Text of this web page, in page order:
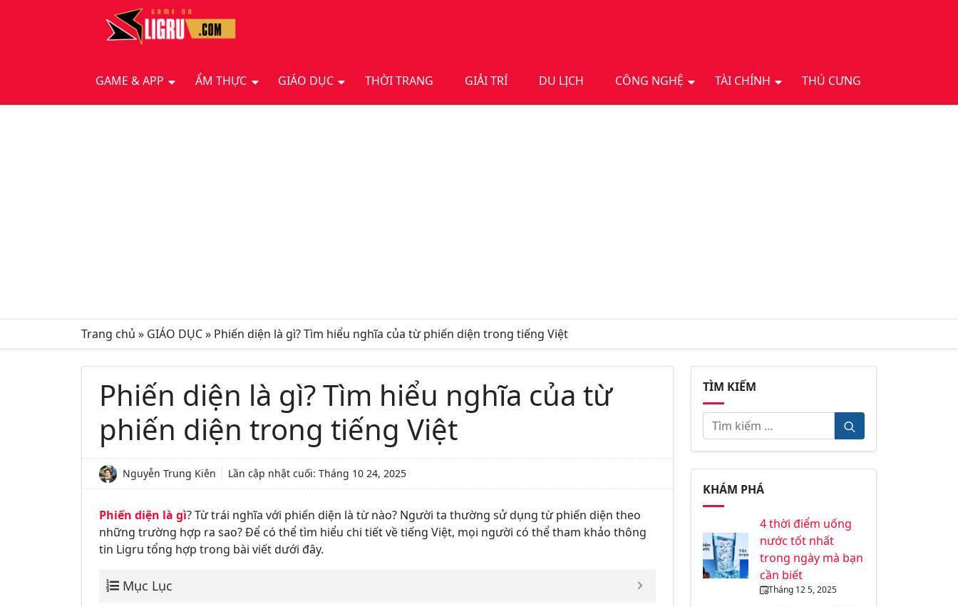
GAME & APP ẨM THỰC GIÁO DỤC THỜI TRANG GIẢI TRÍ DU LỊCH CÔNG NGHỆ TÀI CHÍNH THÚ CƯNG
Trang chủ » GIÁO DỤC» Phiến diện là gì? Tìm hiểu nghĩa của từ phiến diện trong tiếng Việt
Phiến diện là gì? Tìm hiểu nghĩa của từ
phiến diện trong tiếng Việt
Nguyễn Trung Kiên Lần cập nhật cuối: Tháng 10 24, 2025
Phiến diện là gì? Từ trái nghĩa với phiến diện là từ nào? Người ta thường sử dụng từ phiến diện theo
những trường hợp ra sao? Để có thể tìm hiểu chi tiết về tiếng Việt, mọi người có thể tham khảo thông
tin Ligru tổng hợp trong bài viết dưới đây.
Mục Lục
TÌM KIẾM
KHÁM PHÁ
4 thời điểm uống
nước tốt nhất
trong ngày mà bạn
cần biết
Tháng 12 5, 2025